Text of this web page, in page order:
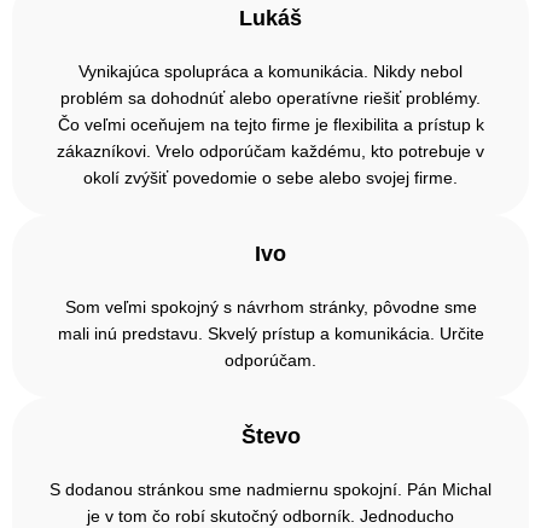
Lukáš
Vynikajúca spolupráca a komunikácia. Nikdy nebol
problém sa dohodnúť alebo operatívne riešiť problémy.
Čo veľmi oceňujem na tejto firme je flexibilita a prístup k
zákazníkovi. Vrelo odporúčam každému, kto potrebuje v
okolí zvýšiť povedomie o sebe alebo svojej firme.
Ivo
Som veľmi spokojný s návrhom stránky, pôvodne sme
mali inú predstavu. Skvelý prístup a komunikácia. Určite
odporúčam.
Števo
S dodanou stránkou sme nadmiernu spokojní. Pán Michal
je v tom čo robí skutočný odborník. Jednoducho